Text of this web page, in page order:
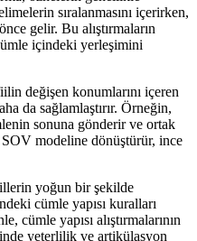
sıralanmasını içerirken,
gelir. Bu alıştırmaların
içindeki yerleşimini
değişen konumlarını içeren
da sağlamlaştırır. Örneğin,
sonuna gönderir ve ortak
modeline dönüştürür, ince
yoğun bir şekilde
cümle yapısı kuralları
cümle yapısı alıştırmalarının
yeterlilik ve artikülasyon